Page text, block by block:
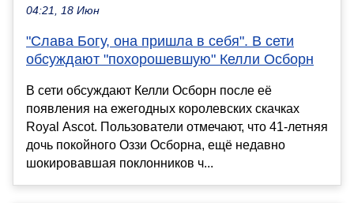
04:21, 18 Июн
"Слава Богу, она пришла в себя". В сети
обсуждают "похорошевшую" Келли Осборн
В сети обсуждают Келли Осборн после её
появления на ежегодных королевских скачках
Royal Ascot. Пользователи отмечают, что 41-летняя
дочь покойного Оззи Осборна, ещё недавно
шокировавшая поклонников ч...